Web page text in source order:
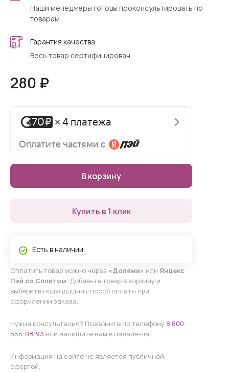
Наши менеджеры готовы проконсультировать по
товарам
Гарантия качества
Весь товар сертифицирован
280 ₽
В корзину
Купить в 1 клик
Есть в наличии
Оплатить товар можно через «Долями» или Яндекс
Пэй со Сплитом. Добавьте товар в корзину и
выберите подходящий способ оплаты при
оформлении заказа.
Нужна консультация? Позвоните по телефону 8 800
555-08-93 или напишите нам в онлайн-чат.
Информация на сайте не является публичной
офертой.